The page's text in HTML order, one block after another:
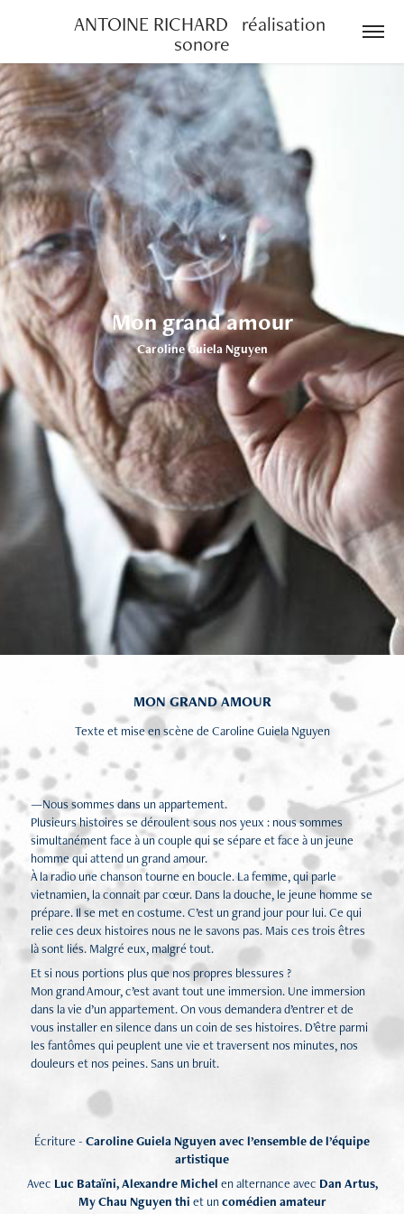
ANTOINE RICHARD   réalisation
sonore
Mon grand amour
Caroline Guiela Nguyen
MON GRAND AMOUR
Texte et mise en scène de Caroline Guiela Nguyen
—Nous sommes dans un appartement.
Plusieurs histoires se déroulent sous nos yeux : nous sommes
simultanément face à un couple qui se sépare et face à un jeune
homme qui attend un grand amour.
À la radio une chanson tourne en boucle. La femme, qui parle
vietnamien, la connait par cœur. Dans la douche, le jeune homme se
prépare. Il se met en costume. C’est un grand jour pour lui. Ce qui
relie ces deux histoires nous ne le savons pas. Mais ces trois êtres
là sont liés. Malgré eux, malgré tout.
Et si nous portions plus que nos propres blessures ?
Mon grand Amour, c’est avant tout une immersion. Une immersion
dans la vie d’un appartement. On vous demandera d’entrer et de
vous installer en silence dans un coin de ses histoires. D’être parmi
les fantômes qui peuplent une vie et traversent nos minutes, nos
douleurs et nos peines. Sans un bruit.
Écriture - Caroline Guiela Nguyen avec l’ensemble de l’équipe
artistique
Avec Luc Bataïni, Alexandre Michel en alternance avec Dan Artus,
My Chau Nguyen thi et uncomédien amateur